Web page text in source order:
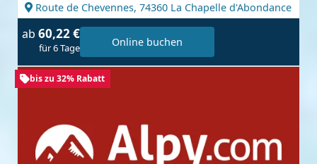
Route de Chevennes, 74360 La Chapelle d'Abondance
ab 60,22 €
für 6 Tage Online buchen
bis zu 32% Rabatt